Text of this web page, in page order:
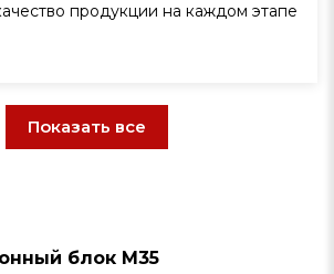
продукции на каждом этапе
Показать все
блок М35